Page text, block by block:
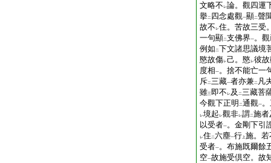
文略不 レ論。觀四運
擧二 四念處觀一顯二聲
故不 レ住。苦故三受
一句顯二支佛界一。
例如 二下文諸思議境
愍故傷レ己。愍レ彼
度相一。捨不能亡一
斥二三藏一者亦兼二 凡
雖三即不 レ及 二三藏菩
今觀下正明 二通觀一
レ境起 レ觀非レ謂二施者
以受者一。金剛下引
レ住 二六塵一行 上施。若
受者一。布施既爾餘
空一故施受倶空。故